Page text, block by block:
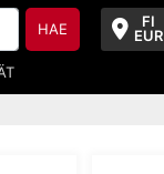
FI
EUR
HAE